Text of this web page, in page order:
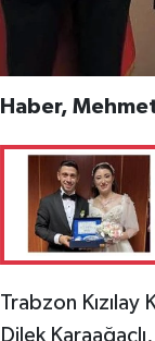
Haber,
Trabzon Kızılay
Dilek